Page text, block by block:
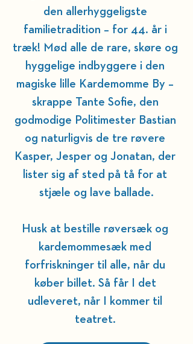
den allerhyggeligste
familietradition – for 44. år i
træk! Mød alle de rare, skøre og
hyggelige indbyggere i den
magiske lille Kardemomme By –
skrappe Tante Sofie, den
godmodige Politimester Bastian
og naturligvis de tre røvere
Kasper, Jesper og Jonatan, der
lister sig af sted på tå for at
stjæle og lave ballade.
Husk at bestille røversæk og
kardemommesæk med
forfriskninger til alle, når du
køber billet. Så får I det
udleveret, når I kommer til
teatret.